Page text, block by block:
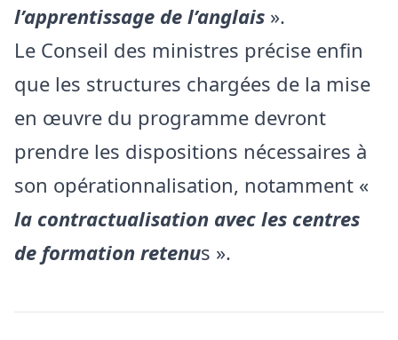
l’apprentissage de l’anglais ».
Le Conseil des ministres précise enfin
que les structures chargées de la mise
en œuvre du programme devront
prendre les dispositions nécessaires à
son opérationnalisation, notamment «
la contractualisation avec les centres
de formation retenus ».